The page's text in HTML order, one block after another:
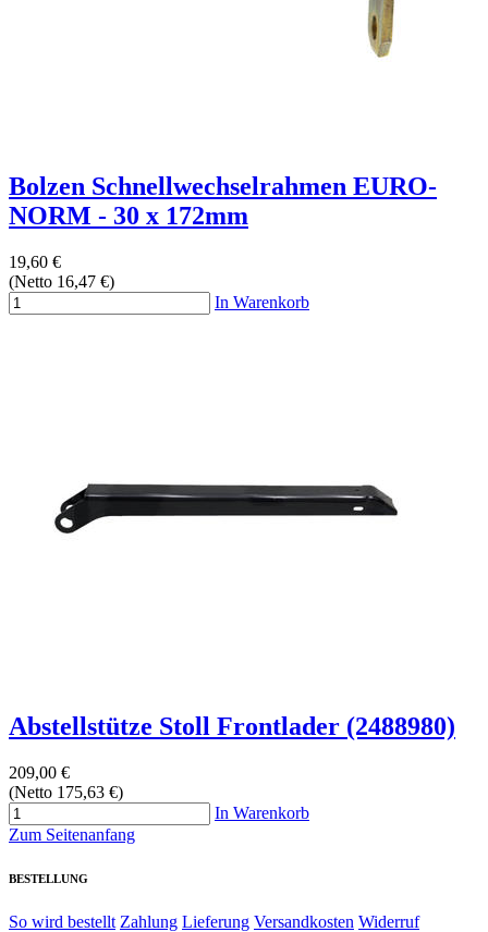
Bolzen Schnellwechselrahmen EURO-
NORM - 30 x 172mm
19,60 €
(Netto 16,47 €)
In Warenkorb
Abstellstütze Stoll Frontlader (2488980)
209,00 €
(Netto 175,63 €)
In Warenkorb
Zum Seitenanfang
BESTELLUNG
So wird bestellt Zahlung Lieferung Versandkosten Widerruf